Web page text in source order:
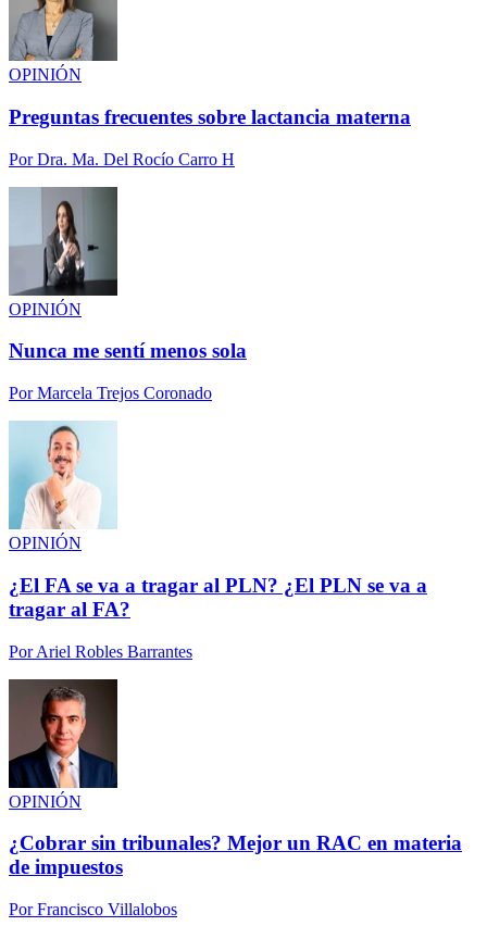
OPINIÓN
Preguntas frecuentes sobre lactancia materna
PorDra. Ma. Del Rocío Carro H
OPINIÓN
Nunca me sentí menos sola
PorMarcela Trejos Coronado
OPINIÓN
¿El FA se va a tragar al PLN? ¿El PLN se va a
tragar al FA?
PorAriel Robles Barrantes
OPINIÓN
¿Cobrar sin tribunales? Mejor un RAC en materia
de impuestos
PorFrancisco Villalobos